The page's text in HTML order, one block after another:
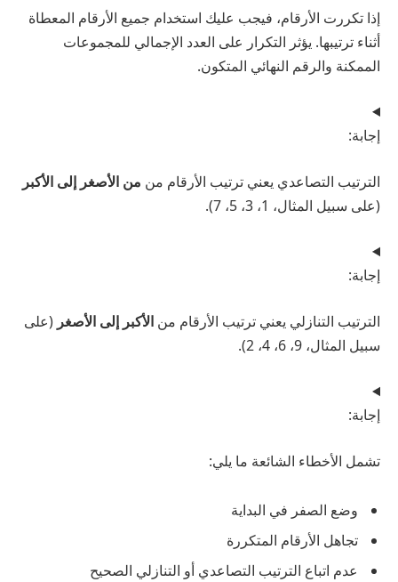
إذا تكررت الأرقام، فيجب عليك استخدام جميع الأرقام المعطاة
أثناء ترتيبها. يؤثر التكرار على العدد الإجمالي للمجموعات
الممكنة والرقم النهائي المتكون.
إجابة:
الترتيب التصاعدي يعني ترتيب الأرقام من من الأصغر إلى الأكبر
(على سبيل المثال، 1، 3، 5، 7).
إجابة:
الترتيب التنازلي يعني ترتيب الأرقام من الأكبر إلى الأصغر (على
سبيل المثال، 9، 6، 4، 2).
إجابة:
تشمل الأخطاء الشائعة ما يلي:
وضع الصفر في البداية
تجاهل الأرقام المتكررة
عدم اتباع الترتيب التصاعدي أو التنازلي الصحيح